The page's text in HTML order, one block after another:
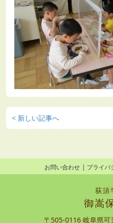
< 新しい記事へ
お問い合わせ プライバ
荻須
御嵩
〒505-0116 岐阜県可